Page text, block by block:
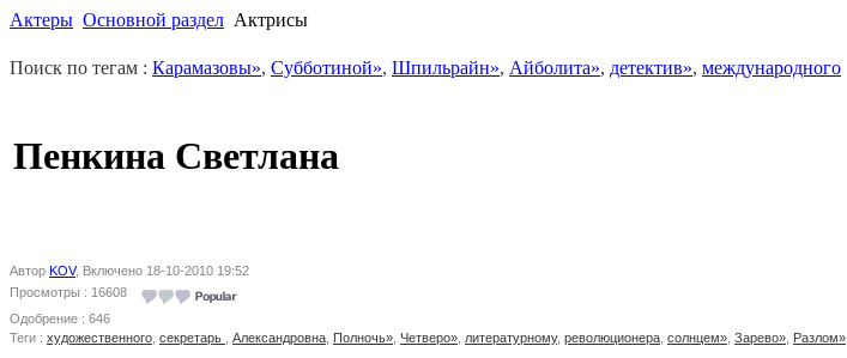
Актеры Основной раздел Актрисы
Поиск по тегам : Карамазовы», Субботиной», Шпильрайн», Айболита», детектив», международного
Пенкина Светлана
Автор KOV, Включено 18-10-2010 19:52
Просмотры : 16608
Одобрение : 646
Теги : художественного секретарь Александровна Полночь» Четверо» литературному, революционера солнцем» Зарево» Разлом»